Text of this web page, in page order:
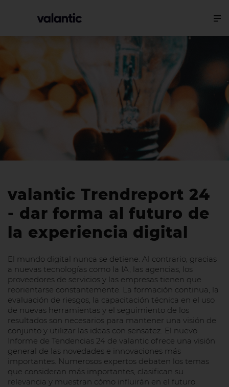
valantic Trendreport 24
- dar forma al futuro de
la experiencia digital
El mundo digital nunca se detiene. Al contrario, gracias
a nuevas tecnologías como la IA, las agencias, los
proveedores de servicios y las empresas tienen que
reorientarse constantemente. La formación continua, la
evaluación de riesgos, la capacitación técnica en el uso
de nuevas herramientas y el seguimiento de los
resultados son necesarios para mantener una visión de
conjunto y utilizar las ideas con sensatez. El nuevo
Informe de Tendencias 24 de valantic ofrece una visión
general de las novedades e innovaciones más
importantes. Numerosos expertos debaten los temas
que consideran más importantes, clasifican su
relevancia y muestran cómo influirán en el futuro.